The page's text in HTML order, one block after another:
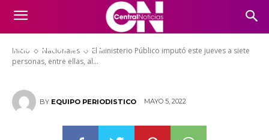
Inicio Nacionales
El Ministerio Público imputó este jueves a siete
personas, entre ellas, al...
entre ellas, al líder de una
estructura dedicada al
narcotráfico
BY EQUIPO PERIODISTICO MAYO 5, 2022